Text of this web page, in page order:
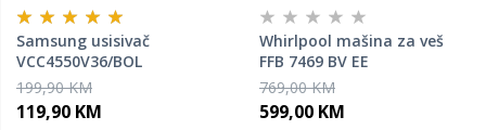
Samsung usisivač
VCC4550V36/BOL
199,90 KM
119,90 KM
Whirlpool mašina za veš
FFB 7469 BV EE
769,00 KM
599,00 KM